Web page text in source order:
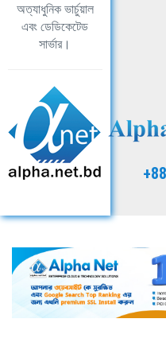
অত্যাধুনিক ভার্চুয়াল
এবং ডেডিকেটেড
সার্ভার।